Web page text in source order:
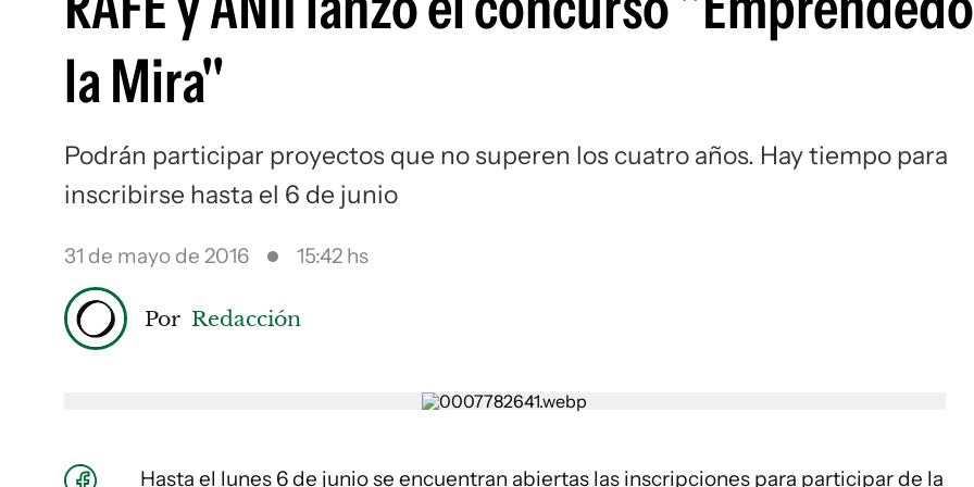
la Mira"
Podrán participar proyectos que no superen los cuatro años. Hay tiempo para
inscribirse hasta el 6 de junio
31 de mayo de 2016 15:42 hs
Por Redacción
Hasta el lunes 6 de junio se encuentran abiertas las inscripciones para participar de la